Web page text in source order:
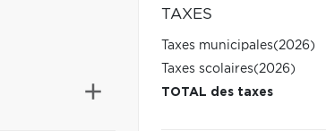
TAXES
Taxes municipales(2026)
Taxes scolaires(2026)
TOTAL des taxes